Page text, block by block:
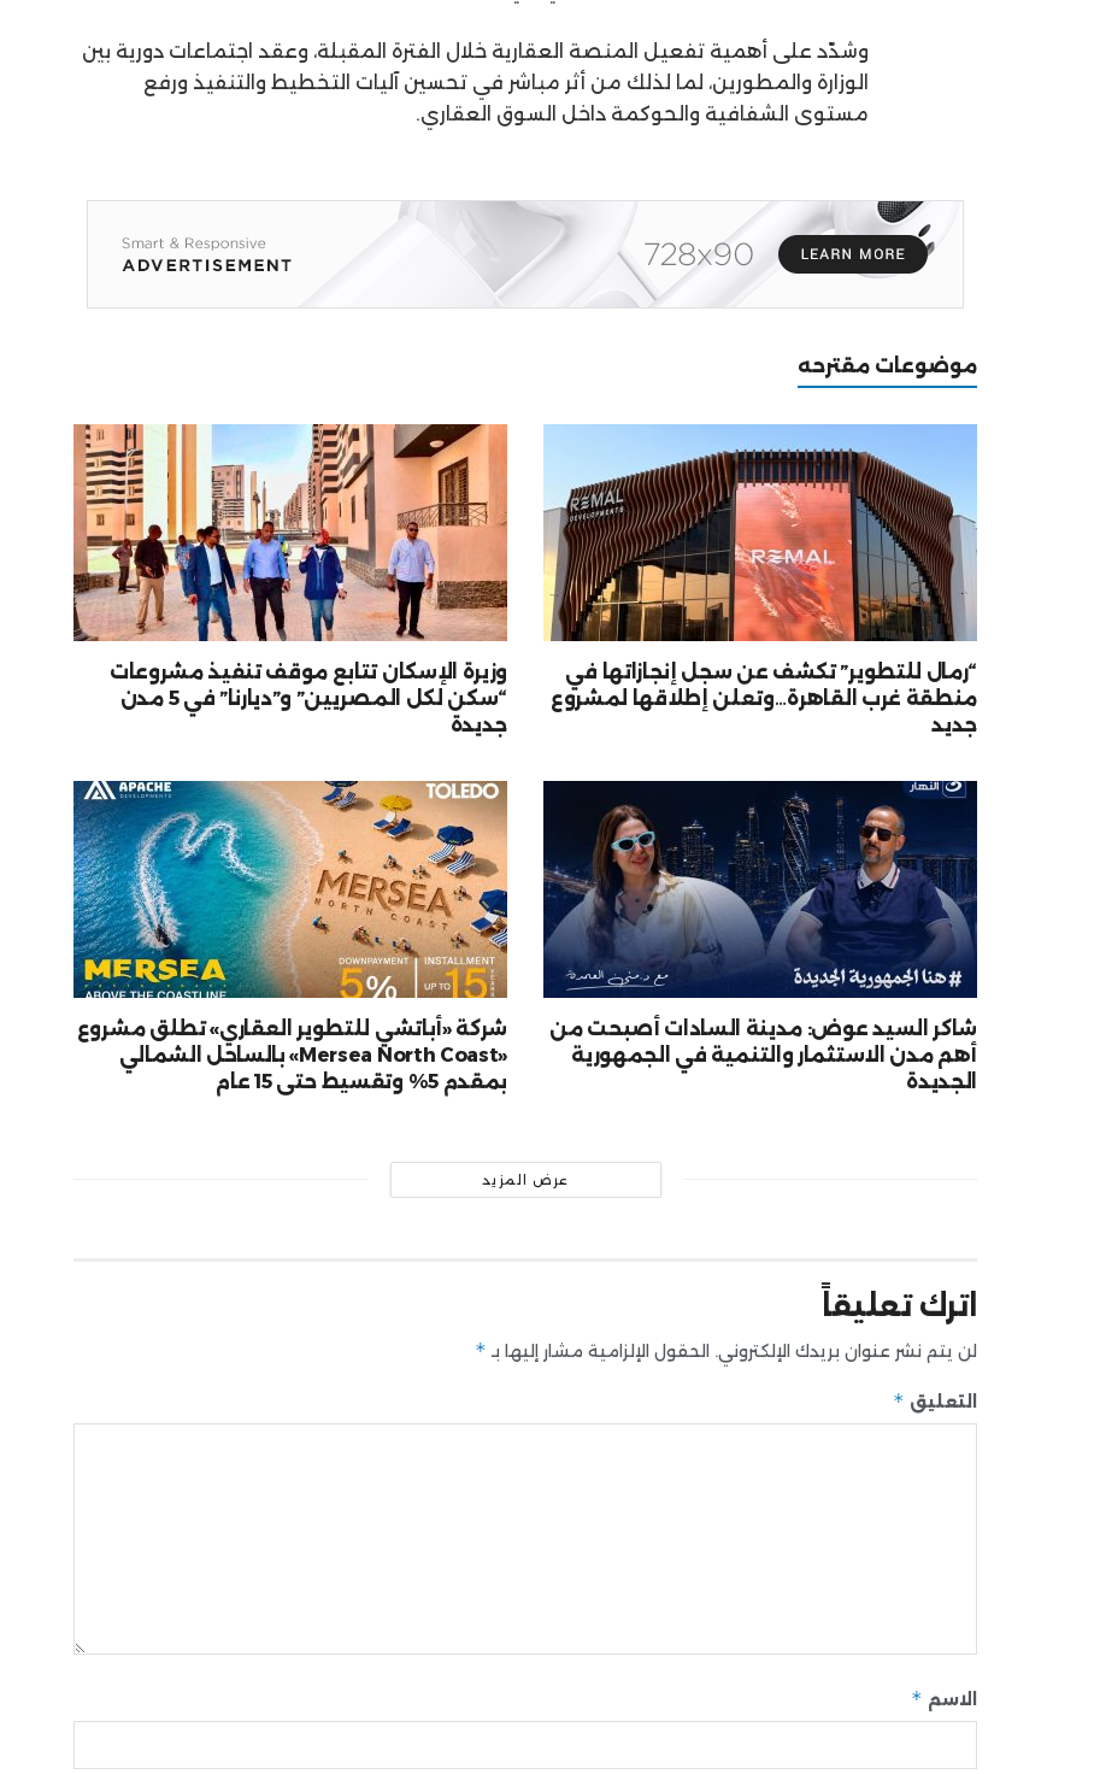
وشدّد على أهمية تفعيل المنصة العقارية خلال الفترة المقبلة، وعقد اجتماعات دورية بين
الوزارة والمطورين، لما لذلك من أثر مباشر في تحسين آليات التخطيط والتنفيذ ورفع
مستوى الشفافية والحوكمة داخل السوق العقاري.
موضوعات مقترحه
“رمال للتطوير” تكشف عن سجل إنجازاتها في
منطقة غرب القاهرة…وتعلن إطلاقها لمشروع
جديد
وزيرة الإسكان تتابع موقف تنفيذ مشروعات
“سكن لكل المصريين” و”ديارنا” في 5 مدن
جديدة
شاكر السيد عوض: مدينة السادات أصبحت من
أهم مدن الاستثمار والتنمية في الجمهورية
الجديدة
شركة «أباتشي للتطوير العقاري» تطلق مشروع
«Mersea North Coast» بالساحل الشمالي
بمقدم 5% وتقسيط حتى 15 عام
عرض المزيد
اترك تعليقاً
لن يتم نشر عنوان بريدك الإلكتروني. الحقول الإلزامية مشار إليها بـ *
التعليق *
الاسم *